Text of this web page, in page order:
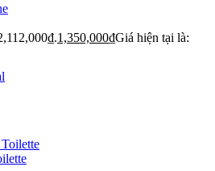
1,350,000₫Giá hiện tại là: